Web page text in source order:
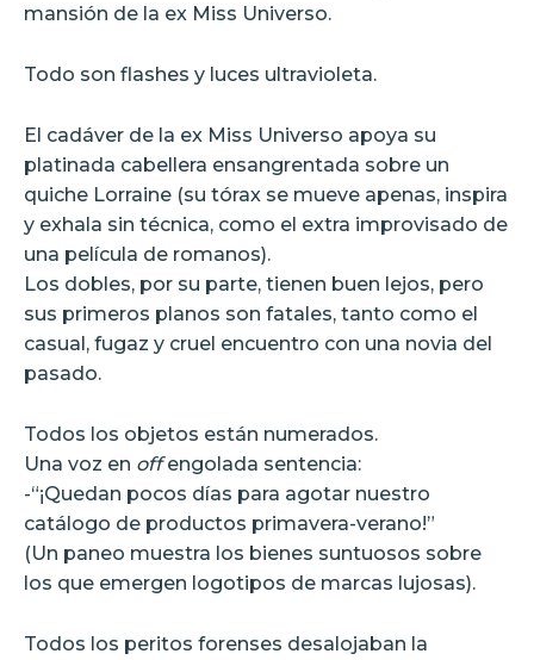
mansión de la ex Miss Universo.
Todo son flashes y luces ultravioleta.
El cadáver de la ex Miss Universo apoya su
platinada cabellera ensangrentada sobre un
quiche Lorraine (su tórax se mueve apenas, inspira
y exhala sin técnica, como el extra improvisado de
una película de romanos).
Los dobles, por su parte, tienen buen lejos, pero
sus primeros planos son fatales, tanto como el
casual, fugaz y cruel encuentro con una novia del
pasado.
Todos los objetos están numerados.
Una voz en offengolada sentencia:
-“¡Quedan pocos días para agotar nuestro
catálogo de productos primavera-verano!”
(Un paneo muestra los bienes suntuosos sobre
los que emergen logotipos de marcas lujosas).
Todos los peritos forenses desalojaban la